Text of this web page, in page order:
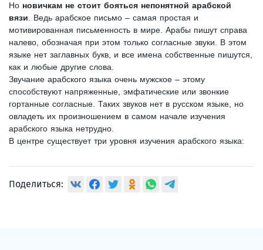
Но новичкам не стоит бояться непонятной арабской
вязи . Ведь арабское письмо – самая простая и
мотивированная письменность в мире. Арабы пишут справа
налево, обозначая при этом только согласные звуки. В этом
языке нет заглавных букв, и все имена собственные пишутся,
как и любые другие слова.
Звучание арабского языка очень мужское – этому
способствуют напряженные, эмфатические или звонкие
гортанные согласные. Таких звуков нет в русском языке, но
овладеть их произношением в самом начале изучения
арабского языка нетрудно.
В центре существует три уровня изучения арабского языка:
Поделиться: